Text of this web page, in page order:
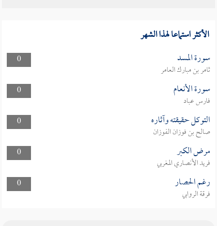
الأكثر استماعا لهذا الشهر
0 سورة المسد
ثامر بن مبارك العامر
0
سورة الأنعام
فارس عباد
0
التوكل حقيقته وآثاره
صالح بن فوزان الفوزان
0
مرض الكبر
فريد الأنصاري المغربي
0
رغم الحصار
فرقة الروابي